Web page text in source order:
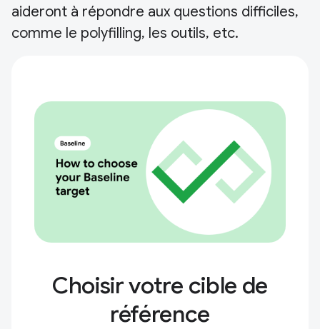
aideront à répondre aux questions difficiles,
comme le polyfilling, les outils, etc.
Choisir votre cible de
référence